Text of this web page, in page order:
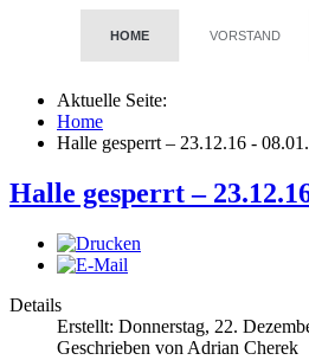
HOME VORSTAND
Aktuelle Seite:
Home
Halle gesperrt – 23.12.16 -
Halle gesperrt –
Details
Erstellt: Donnerstag, 22.
Geschrieben von Adrian Cherek